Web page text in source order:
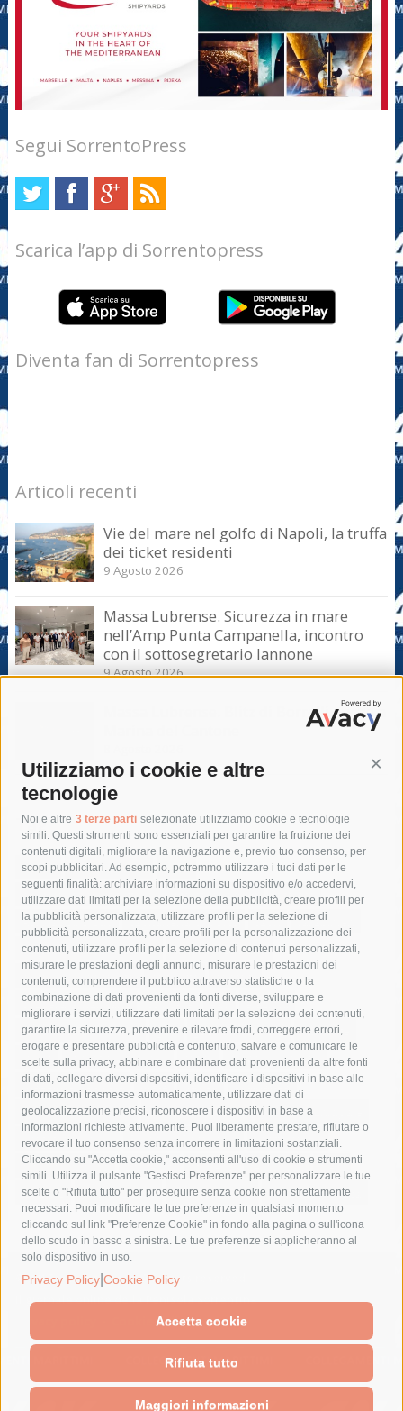
Utilizziamo i cookie e altre
tecnologie
Noi e altre 3 terze parti selezionate utilizziamo cookie e tecnologie
simili. Questi strumenti sono essenziali per garantire la fruizione dei
contenuti digitali, migliorare la navigazione e, previo tuo consenso, per
scopi pubblicitari. Ad esempio, potremmo utilizzare i tuoi dati per le
seguenti finalità: archiviare informazioni su dispositivo e/o accedervi,
utilizzare dati limitati per la selezione della pubblicità, creare profili per
la pubblicità personalizzata, utilizzare profili per la selezione di
pubblicità personalizzata, creare profili per la personalizzazione dei
contenuti, utilizzare profili per la selezione di contenuti personalizzati,
misurare le prestazioni degli annunci, misurare le prestazioni dei
contenuti, comprendere il pubblico attraverso statistiche o la
combinazione di dati provenienti da fonti diverse, sviluppare e
migliorare i servizi, utilizzare dati limitati per la selezione dei contenuti,
garantire la sicurezza, prevenire e rilevare frodi, correggere errori,
erogare e presentare pubblicità e contenuto, salvare e comunicare le
scelte sulla privacy, abbinare e combinare dati provenienti da altre fonti
di dati, collegare diversi dispositivi, identificare i dispositivi in base alle
informazioni trasmesse automaticamente, utilizzare dati di
geolocalizzazione precisi, riconoscere i dispositivi in base a
informazioni richieste attivamente. Puoi liberamente prestare, rifiutare o
revocare il tuo consenso senza incorrere in limitazioni sostanziali.
Cliccando su "Accetta cookie," acconsenti all'uso di cookie e strumenti
simili. Utilizza il pulsante "Gestisci Preferenze" per personalizzare le tue
scelte o "Rifiuta tutto" per proseguire senza cookie non strettamente
necessari. Puoi modificare le tue preferenze in qualsiasi momento
cliccando sul link "Preferenze Cookie" in fondo alla pagina o sull'icona
dello scudo in basso a sinistra. Le tue preferenze si applicheranno al
solo dispositivo in uso.
Privacy Policy Cookie Policy
Accetta cookie
Rifiuta tutto
Maggiori informazioni
Segui SorrentoPress
Scarica l’app di Sorrentopress
Diventa fan di Sorrentopress
Articoli recenti
Vie del mare nel golfo di Napoli, la truffa
dei ticket residenti
9 Agosto 2026
Massa Lubrense. Sicurezza in mare
nell’Amp Punta Campanella, incontro
con il sottosegretario Iannone
9 Agosto 2026
Massa Lubrense. Blitz di Borrelli anche a
Tag
acqua allerta meteo
anas
area marina protetta di punta campanella
arresto
Asl Napoli 3 sud
capitaneria di porto capri
carabinieri
castellammare di stabia
circumvesuviana
comune di sorrento
concerto
contagi
costiera amalfitana
covid-19 eav
elezioni
fondazione sorrento
gori guardia costiera
incidente
lavori
lorenzo balducelli mare
massa lubrense
massimo coppola
Meta napoli
ordinanza
penisola sorrentina
piano di sorrento
polizia municipale
protezione civile
Regione Campania
sant'agnello
sindaco cuomo
sorrento studenti temporali
treni
turismo
Vico Equense villa fiorentino vincenzo de luca
© 2015 SorrentoPress. All rights reserved.
Il giornale online della Penisola Sorrentina
Cookie Policy